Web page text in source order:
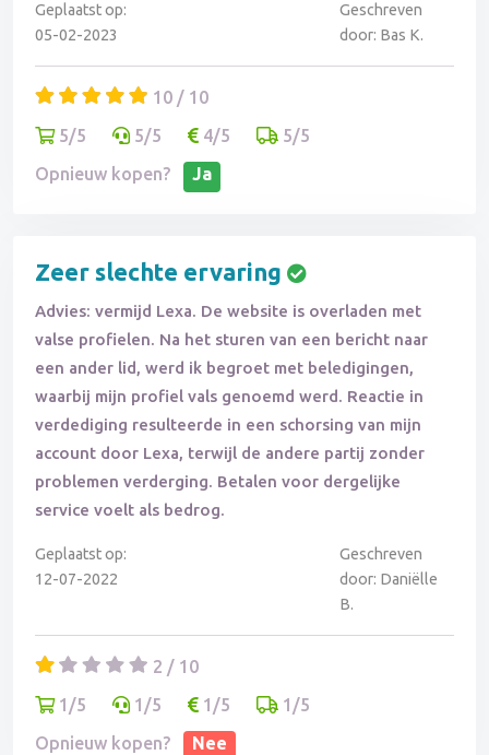
Geplaatst op:
05-02-2023
Geschreven
door: Bas K.
10 / 10
5/5
5/5 4/5
5/5
Opnieuw kopen?
Ja
Zeer slechte ervaring
Advies: vermijd Lexa. De website is overladen met
valse profielen. Na het sturen van een bericht naar
een ander lid, werd ik begroet met beledigingen,
waarbij mijn profiel vals genoemd werd. Reactie in
verdediging resulteerde in een schorsing van mijn
account door Lexa, terwijl de andere partij zonder
problemen verderging. Betalen voor dergelijke
service voelt als bedrog.
Geplaatst op:
12-07-2022
Geschreven
door: Daniëlle
B.
2 / 10
1/5
1/5 1/5
1/5
Opnieuw kopen?
Nee